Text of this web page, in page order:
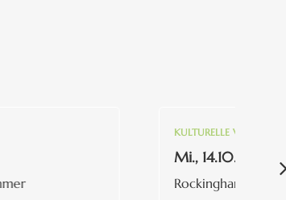
KULTURELLE
Mi., 14.10.2026
Rockingham